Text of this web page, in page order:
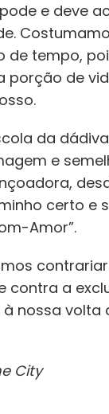
e deve
de tempo,
porção de
da
e
certo e
Amor”.
contra a
nossa
City